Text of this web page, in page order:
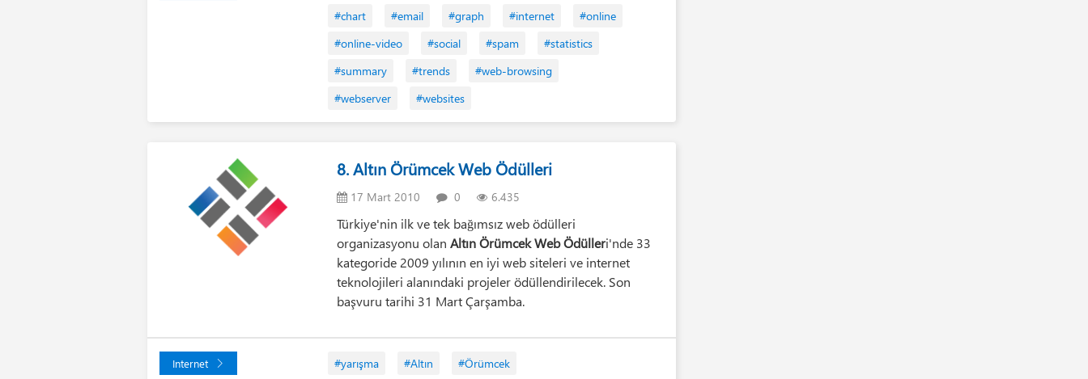
#chart
#email #graph #internet
#online
#online-video
#social #spam
#statistics
#summary
#trends
#web-browsing
#webserver
#websites
8. Altın Örümcek Web Ödülleri
17 Mart 2010 0 6.435
Türkiye'nin ilk ve tek bağımsız web ödülleri
organizasyonu olanAltın Örümcek Web Ödülleri'nde 33
kategoride 2009 yılının en iyi web siteleri ve internet
teknolojileri alanındaki projeler ödüllendirilecek. Son
başvuru tarihi 31 Mart Çarşamba.
Internet #yarışma #Altın #Örümcek